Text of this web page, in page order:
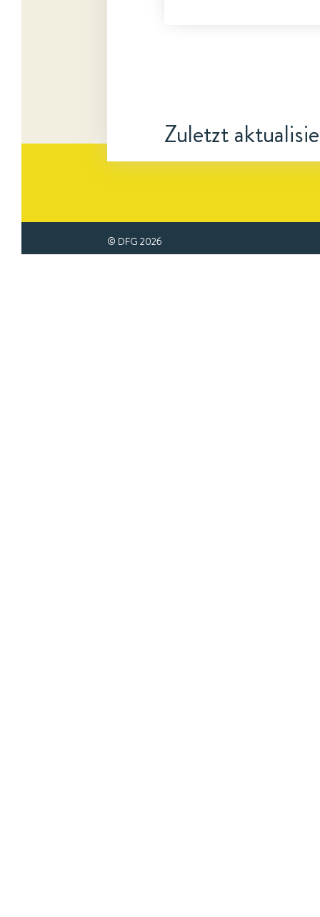
Zuletzt
© DFG 2026